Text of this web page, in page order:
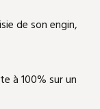
de son engin,
à 100% sur un